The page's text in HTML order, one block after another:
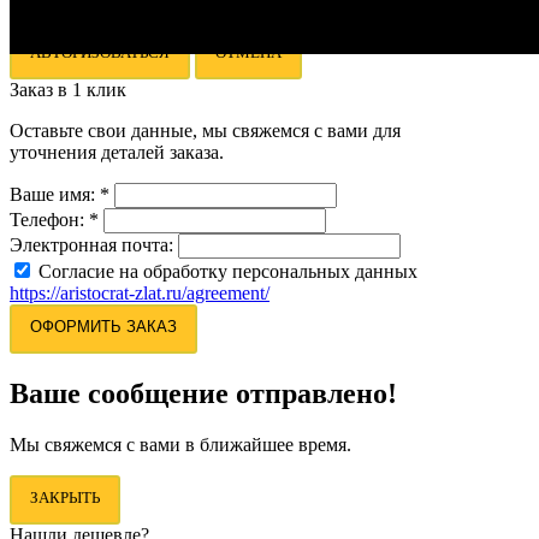
АВТОРИЗОВАТЬСЯ ОТМЕНА
Заказ в 1 клик
Оставьте свои данные, мы свяжемся с вами для
уточнения деталей заказа.
Ваше имя: *
Телефон: *
Электронная почта:
Согласие на обработку персональных данных
https://aristocrat-zlat.ru/agreement/
ОФОРМИТЬ ЗАКАЗ
Ваше сообщение отправлено!
Мы свяжемся с вами в ближайшее время.
ЗАКРЫТЬ
Нашли дешевле?